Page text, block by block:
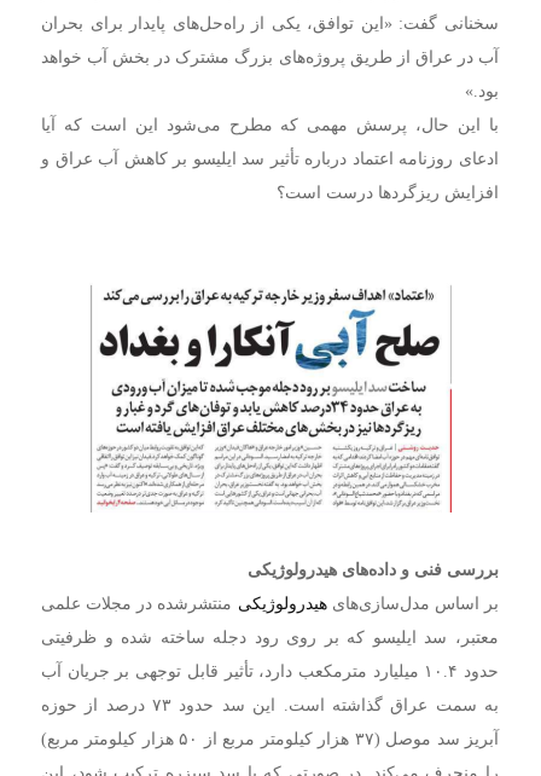
سخنانی گفت: «این توافق، یکی از راه‌حل‌های پایدار برای بحران
آب در عراق از طریق پروژه‌های بزرگ مشترک در بخش آب خواهد
بود.»
با این حال، پرسش مهمی که مطرح می‌شود این است که آیا
ادعای روزنامه اعتماد درباره تأثیر سد ایلیسو بر کاهش آب عراق و
افزایش ریزگردها درست است؟
بررسی فنی و داده‌های هیدرولوژیکی
بر اساس مدل‌سازی‌هایهیدرولوژیکی منتشرشده در مجلات علمی
معتبر، سد ایلیسو که بر روی رود دجله ساخته شده و ظرفیتی
حدود ۱۰.۴ میلیارد مترمکعب دارد، تأثیر قابل توجهی بر جریان آب
به سمت عراق گذاشته است. این سد حدود ۷۳ درصد از حوزه
آبریز سد موصل (۳۷ هزار کیلومتر مربع از ۵۰ هزار کیلومتر مربع)
را منحرف می‌کند. در صورتی که با سد سیزره ترکیب شود، این